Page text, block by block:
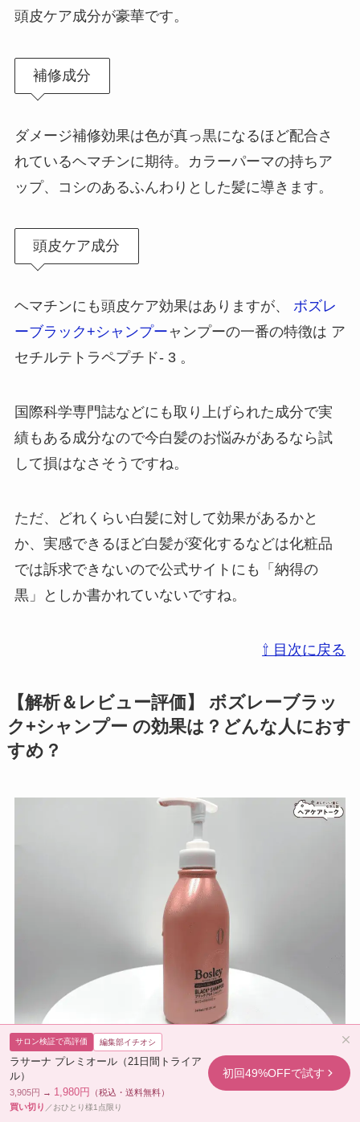
頭皮ケア成分が豪華です。
補修成分
ダメージ補修効果は色が真っ黒になるほど配合さ
れているヘマチンに期待。カラーパーマの持ちア
ップ、コシのあるふんわりとした髪に導きます。
頭皮ケア成分
ヘマチンにも頭皮ケア効果はありますが、 ボズレ
ーブラック+シャンプーャンプーの一番の特徴は ア
セチルテトラペプチド- 3 。
国際科学専門誌などにも取り上げられた成分で実
績もある成分なので今白髪のお悩みがあるなら試
して損はなさそうですね。
ただ、どれくらい白髪に対して効果があるかと
か、実感できるほど白髪が変化するなどは化粧品
では訴求できないので公式サイトにも「納得の
黒」としか書かれていないですね。
⇧ 目次に戻る
【解析＆レビュー評価】 ボズレーブラッ
ク+シャンプー の効果は？どんな人におす
すめ？
サロン検証で高評価 編集部イチオシ
ラサーナ プレミオール（21日間トライア
ル）
3,905円 → 1,980円
（税込・送料無料）
買い切り ／おひとり様1点限り
初回49%OFFで試す